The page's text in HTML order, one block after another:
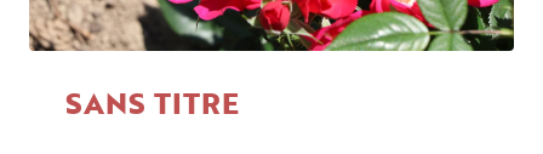
SANS TITRE